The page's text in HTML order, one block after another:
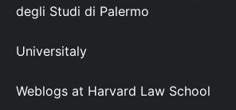
degli Studi di Palermo
Universitaly
Weblogs at Harvard Law School